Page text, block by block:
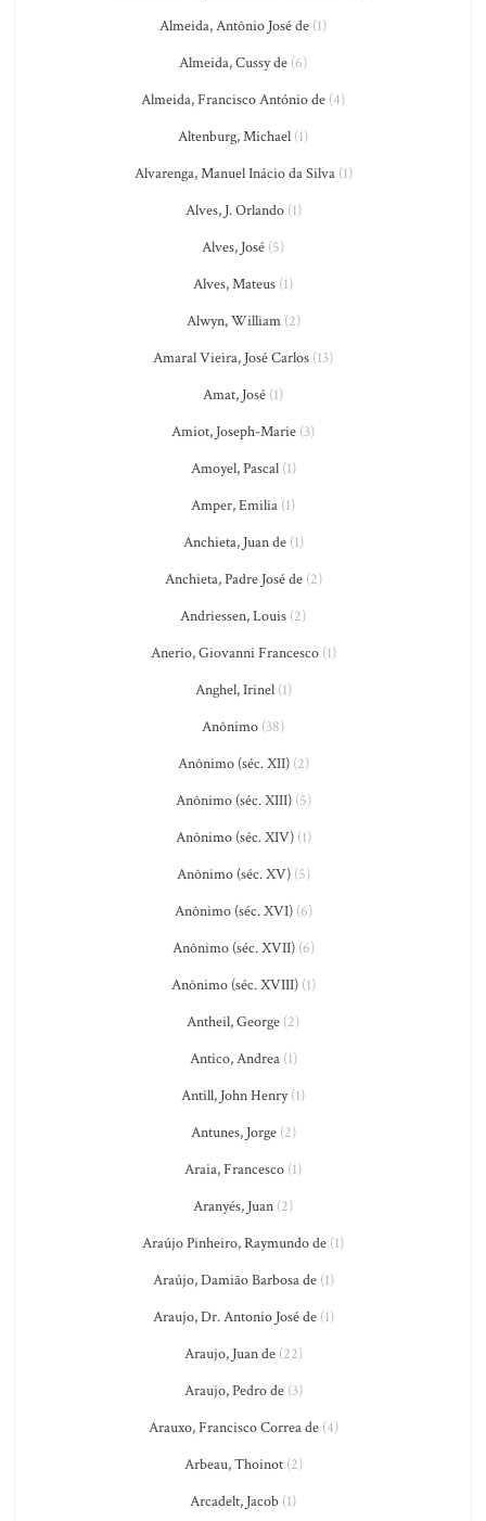
Almeida, Antônio José de (1)
Almeida, Cussy de (6)
Almeida, Francisco António de (4)
Altenburg, Michael (1)
Alvarenga, Manuel Inácio da Silva(1)
Alves, J. Orlando(1)
Alves, José (5)
Alves, Mateus (1)
Alwyn, William(2)
Amaral Vieira, José Carlos (13)
Amat, José (1)
Amiot, Joseph-Marie (3)
Amoyel, Pascal(1)
Amper, Emilia (1)
Anchieta, Juan de(1)
Anchieta, Padre José de(2)
Andriessen, Louis (2)
Anerio, Giovanni Francesco(1)
Anghel, Irinel(1)
Anônimo (38)
Anônimo (séc. XII)(2)
Anônimo (séc. XIII)(5)
Anônimo (séc. XIV)(1)
Anônimo (séc. XV)(5)
Anônimo (séc. XVI)(6)
Anônimo (séc. XVII)(6)
Anônimo (séc. XVIII)(1)
Antheil, George (2)
Antico, Andrea(1)
Antill, John Henry(1)
Antunes, Jorge(2)
Araia, Francesco (1)
Aranyés, Juan (2)
Araújo Pinheiro, Raymundo de (1)
Araújo, Damião Barbosa de(1)
Araujo, Dr. Antonio José de(1)
Araujo, Juan de(22)
Araujo, Pedro de(3)
Arauxo, Francisco Correa de(4)
Arbeau, Thoinot(2)
Arcadelt, Jacob (1)